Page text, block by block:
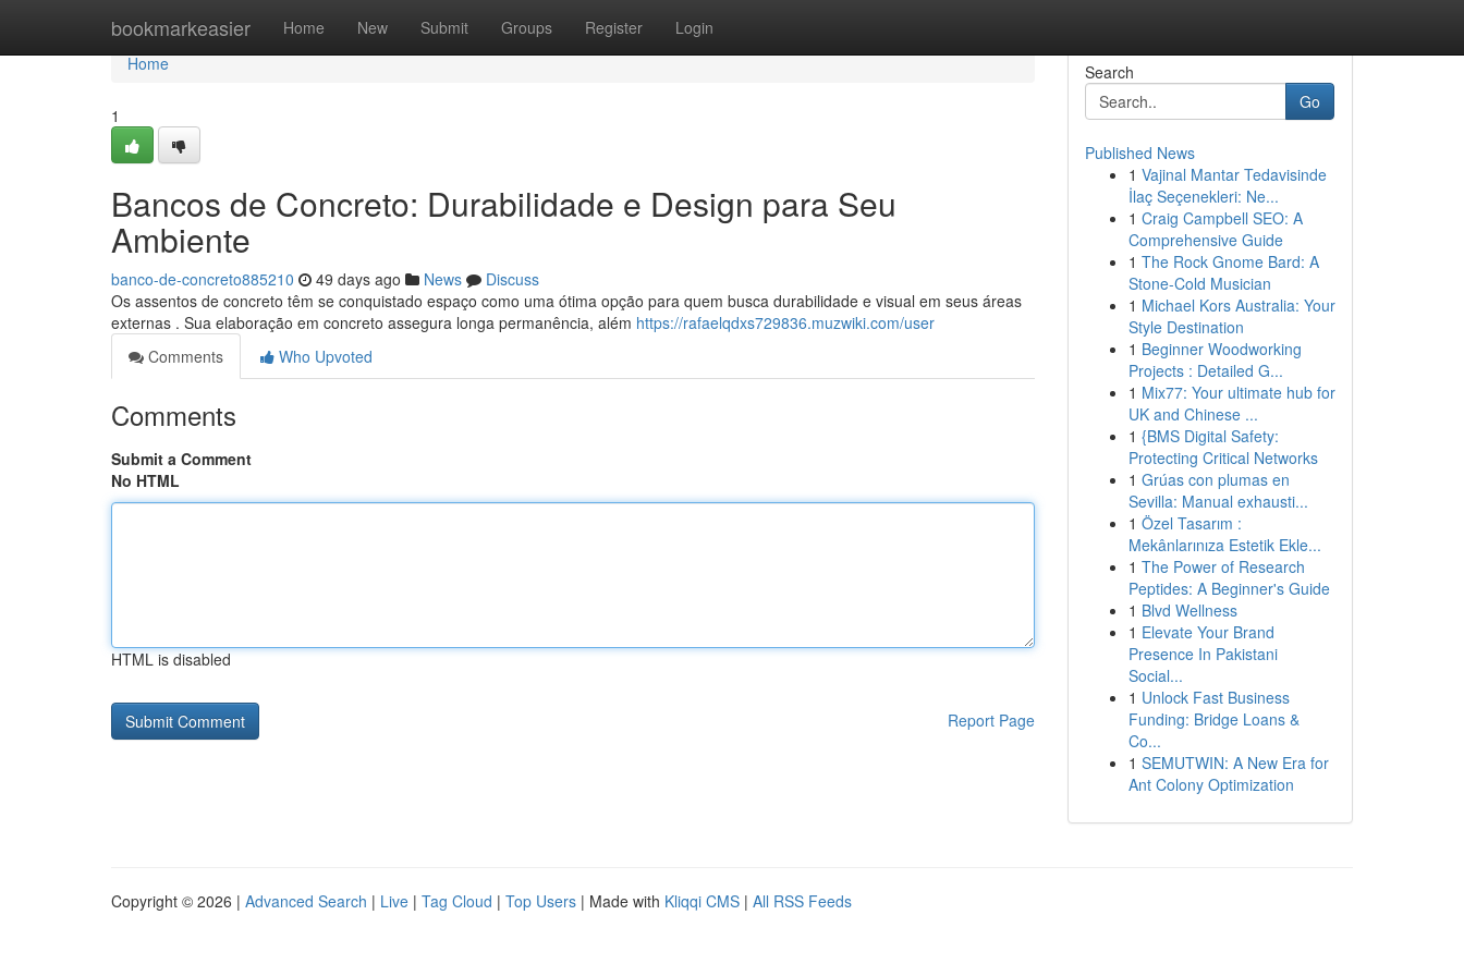
bookmarkeasier Home New Submit Groups Register Login
Home
Home
1
Bancos de Concreto: Durabilidade e Design para Seu
Ambiente
banco-de-concreto885210 49 days ago News
Discuss
Os assentos de concreto têm se conquistado espaço como uma ótima opção para quem busca durabilidade e visual em seus áreas
externas . Sua elaboração em concreto assegura longa permanência, além https://rafaelqdxs729836.muzwiki.com/user
Comments
Who Upvoted
Comments
Submit a Comment
No HTML
HTML is disabled
Report Page
Search
Go
Published News
1 Vajinal Mantar Tedavisinde
İlaç Seçenekleri: Ne...
1 Craig Campbell SEO: A
Comprehensive Guide
1 The Rock Gnome Bard: A
Stone-Cold Musician
1 Michael Kors Australia: Your
Style Destination
1 Beginner Woodworking
Projects : Detailed G...
1 Mix77: Your ultimate hub for
UK and Chinese ...
1 {BMS Digital Safety:
Protecting Critical Networks
1 Grúas con plumas en
Sevilla: Manual exhausti...
1 Özel Tasarım :
Mekânlarınıza Estetik Ekle...
1 The Power of Research
Peptides: A Beginner's Guide
1 Blvd Wellness
1 Elevate Your Brand
Presence In Pakistani
Social...
1 Unlock Fast Business
Funding: Bridge Loans &
Co...
1 SEMUTWIN: A New Era for
Ant Colony Optimization
Copyright © 2026 | Advanced Search | Live | Tag Cloud | Top Users | Made with Kliqqi CMS | All RSS Feeds